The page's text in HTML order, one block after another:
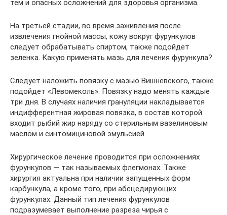
тем и опасных осложнений для здоровья организма.
На третьей стадии, во время заживления после
извлечения гнойной массы, кожу вокруг фурункулов
следует обрабатывать спиртом, также подойдет
зеленка. Какую применять мазь для лечения фурункула?
Следует наложить повязку с мазью Вишневского, также
подойдет «Левомеколь». Повязку надо менять каждые
три дня. В случаях наличия грануляции накладывается
индифферентная жировая повязка, в состав которой
входит рыбий жир наряду со стерильным вазелиновым
маслом и синтомициновой эмульсией.
Хирургическое лечение проводится при осложнениях
фурункулов — так называемых флегмонах. Также
хирургия актуальна при наличии запущенных форм
карбункула, а кроме того, при абсцедирующих
фурункулах. Данный тип лечения фурункулов
подразумевает выполнение разреза чирья с